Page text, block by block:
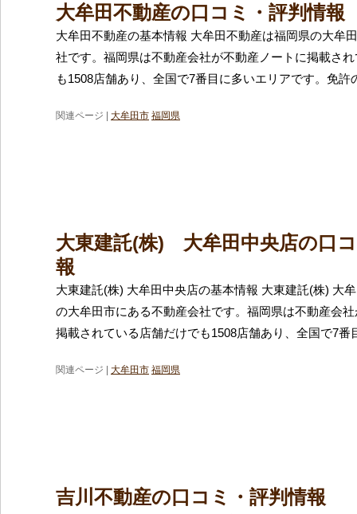
大牟田不動産の口コミ・評判情報
大牟田不動産の基本情報 大牟田不動産は福岡県の大牟
社です。福岡県は不動産会社が不動産ノートに掲載さ
も1508店舗あり、全国で7番目に多いエリアです。免許
関連ページ | 大牟田市 福岡県
大東建託(株) 大牟田中央店の口
報
大東建託(株) 大牟田中央店の基本情報 大東建託(株) 大
の大牟田市にある不動産会社です。福岡県は不動産会
掲載されている店舗だけでも1508店舗あり、全国で7番
関連ページ | 大牟田市 福岡県
吉川不動産の口コミ・評判情報